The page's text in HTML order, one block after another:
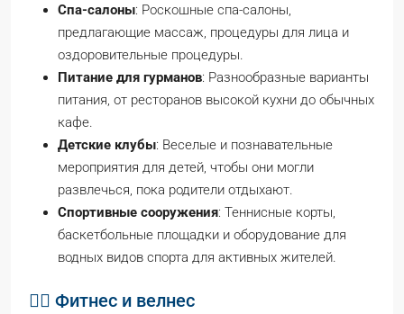
Спа-салоны: Роскошные спа-салоны,
предлагающие массаж, процедуры для лица и
оздоровительные процедуры.
Питание для гурманов: Разнообразные варианты
питания, от ресторанов высокой кухни до обычных
кафе.
Детские клубы: Веселые и познавательные
мероприятия для детей, чтобы они могли
развлечься, пока родители отдыхают.
Спортивные сооружения: Теннисные корты,
баскетбольные площадки и оборудование для
водных видов спорта для активных жителей.
🏋️‍♂️ Фитнес и велнес